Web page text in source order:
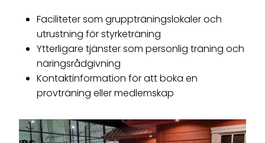
Faciliteter som gruppträningslokaler och
utrustning för styrketräning
Ytterligare tjänster som personlig träning och
näringsrådgivning
Kontaktinformation för att boka en
provträning eller medlemskap